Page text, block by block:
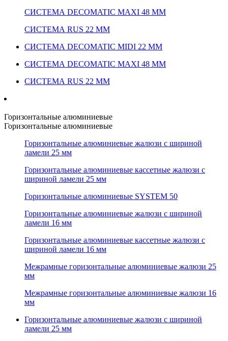
СИСТЕМА DECOMATIC MAXI 48 ММ
СИСТЕМА RUS 22 ММ
СИСТЕМА DECOMATIC MIDI 22 ММ
СИСТЕМА DECOMATIC MAXI 48 ММ
СИСТЕМА RUS 22 ММ
Горизонтальные алюминиевые
Горизонтальные алюминиевые
Горизонтальные алюминиевые жалюзи с шириной
ламели 25 мм
Горизонтальные алюминиевые кассетные жалюзи с
шириной ламели 25 мм
Горизонтальные алюминиевые SYSTEM 50
Горизонтальные алюминиевые жалюзи с шириной
ламели 16 мм
Горизонтальные алюминиевые кассетные жалюзи с
шириной ламели 16 мм
Межрамные горизонтальные алюминиевые жалюзи 25
мм
Межрамные горизонтальные алюминиевые жалюзи 16
мм
Горизонтальные алюминиевые жалюзи с шириной
ламели 25 мм